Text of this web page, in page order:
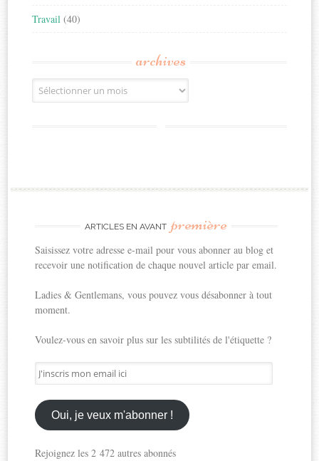
Travail (40)
archives
Archives
ARTICLES EN AVANT première
Saisissez votre adresse e-mail pour vous abonner au blog et
recevoir une notification de chaque nouvel article par email.
Ladies & Gentlemans, vous pouvez vous désabonner à tout
moment.
Voulez-vous en savoir plus sur les subtilités de l'étiquette ?
J'inscris
mon
email
ici
Oui, je veux m'abonner !
Rejoignez les 2 472 autres abonnés